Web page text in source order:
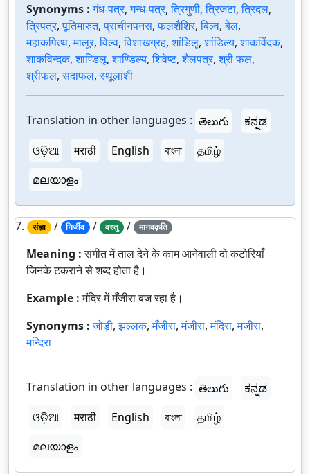
Synonyms :गंध-पत्र,गन्ध-पत्र,त्रिगुणी,त्रिजटा,त्रिदल,
त्रिपत्र,पूतिमारुत,प्राचीनपनस,फलशैशिर,बिल्व,बेल,
महाकपित्थ,मालूर,विल्व,विशाखग्रह,शांडिलू,शांडिल्य,शाकविंदक,
शाकविन्दक,शाण्डिलू,शाण्डिल्य,शिवेष्ट,शैलपत्र,श्री फल,
श्रीफल,सदाफल,स्थूलांशी
Translation in other languages : తెలుగు
ಕನ್ನಡ
ଓଡ଼ିଆ
मराठी English বাংলা
தமிழ்
മലയാളം
7. संज्ञा / निर्जीव / वस्तु / मानवकृति
Meaning :संगीत में ताल देने के काम आनेवाली दो कटोरियाँ
जिनके टकराने से शब्द होता है।
Example :मंदिर में मँजीरा बज रहा है।
Synonyms :जोड़ी,झल्लक,मँजीरा,मंजीरा,मंदिरा,मजीरा,
मन्दिरा
Translation in other languages : తెలుగు
ಕನ್ನಡ
ଓଡ଼ିଆ
मराठी English বাংলা
தமிழ்
മലയാളം